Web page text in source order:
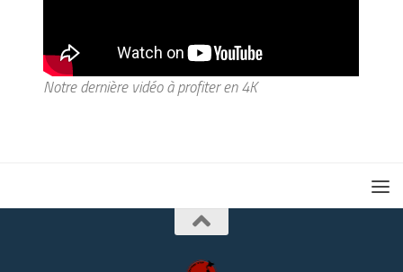
Notre dernière vidéo à profiter en 4K